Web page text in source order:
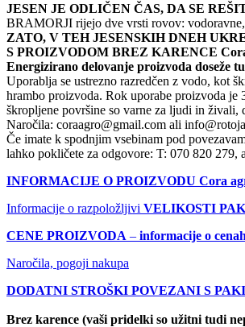
JESEN JE ODLIČEN ČAS, DA SE
BRAMORJI rijejo dve vrsti rovov: vodoravne,
ZATO, V TEH JESENSKIH DNEH
S PROIZVODOM BREZ KARENCE
Energizirano delovanje proizvoda doseže
Uporablja se ustrezno razredčen z vodo, kot
hrambo proizvoda. Rok uporabe proizvoda je
škropljene površine so varne za ljudi in živali,
Naročila: coraagro@gmail.com ali
Če imate k spodnjim vsebinam pod
lahko pokličete za odgovore: T: 070 820 279,
INFORMACIJE O PROIZVODU Cora
Informacije o razpoložljivi VELIKOSTI
CENE PROIZVODA – informacije o
Naročila, pogoji nakupa
DODATNI STROŠKI POVEZANI S
Brez karence (vaši pridelki so užitni tudi